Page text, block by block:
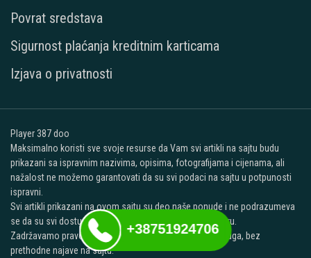
Povrat sredstava
Sigurnost plaćanja kreditnim karticama
Izjava o privatnosti
Player 387 doo
Maksimalno koristi sve svoje resurse da Vam svi artikli na sajtu budu
prikazani sa ispravnim nazivima, opisima, fotografijama i cijenama, ali
nažalost ne možemo garantovati da su svi podaci na sajtu u potpunosti
ispravni.
Svi artikli prikazani na ovom sajtu su deo naše ponude i ne podrazumeva
se da su svi dostupni u svakom trenutku na našem lageru.
Zadržavamo pravo promjene cijena svih proizvoda i usluga, bez
prethodne najave na sajtu.
+38751924706